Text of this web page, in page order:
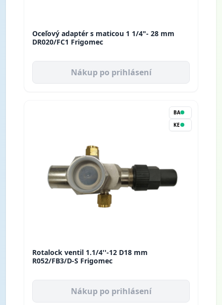
Oceľový adaptér s maticou 1 1/4"- 28 mm
DR020/FC1 Frigomec
Nákup po prihlásení
BA
KE
Rotalock ventil 1.1/4''-12 D18 mm
R052/FB3/D-S Frigomec
Nákup po prihlásení